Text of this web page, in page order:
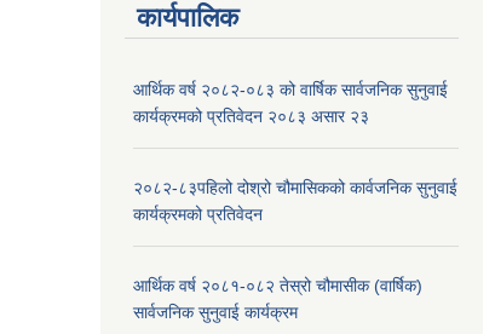
कार्यपालिक
आर्थिक वर्ष २०८२-०८३ को वार्षिक सार्वजनिक सुनुवाई
कार्यक्रमको प्रतिवेदन २०८३ असार २३
२०८२-८३पहिलो दोश्रो चौमासिकको कार्वजनिक सुनुवाई
कार्यक्रमको प्रतिवेदन
आर्थिक वर्ष २०८१-०८२ तेस्रो चौमासीक (वार्षिक)
सार्वजनिक सुनुवाई कार्यक्रम